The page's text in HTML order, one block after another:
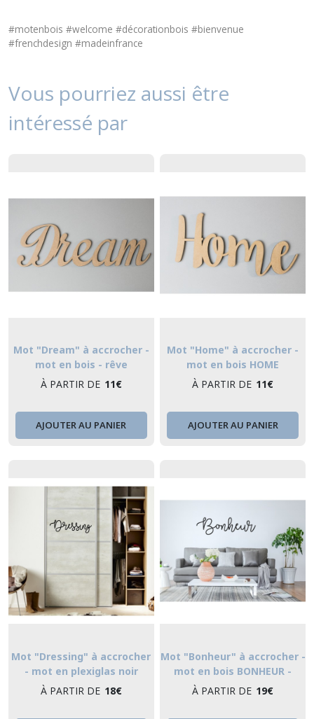
#motenbois #welcome #décorationbois #bienvenue
#frenchdesign #madeinfrance
Vous pourriez aussi être
intéressé par
Mot "Dream" à accrocher -
mot en bois - rêve
À PARTIR DE 11€
AJOUTER AU PANIER
Mot "Home" à accrocher -
mot en bois HOME
À PARTIR DE 11€
AJOUTER AU PANIER
Mot "Dressing" à accrocher
- mot en plexiglas noir
DRESSING - stickers
À PARTIR DE 18€
Mot "Bonheur" à accrocher -
mot en bois BONHEUR -
stickers mural
À PARTIR DE 19€